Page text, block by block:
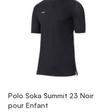
Polo Soka Summit 23 Noir
pour Enfant